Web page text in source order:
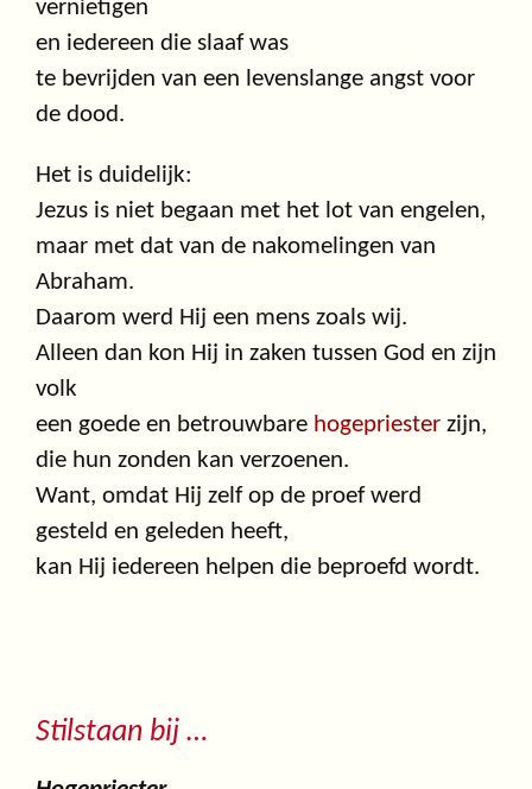
vernietigen
en iedereen die slaaf was
te bevrijden van een levenslange angst voor
de dood.
Het is duidelijk:
Jezus is niet begaan met het lot van engelen,
maar met dat van de nakomelingen van
Abraham.
Daarom werd Hij een mens zoals wij.
Alleen dan kon Hij in zaken tussen God en zijn
volk
een goede en betrouwbare hogepriester zijn,
die hun zonden kan verzoenen.
Want, omdat Hij zelf op de proef werd
gesteld en geleden heeft,
kan Hij iedereen helpen die beproefd wordt.
Stilstaan bij …